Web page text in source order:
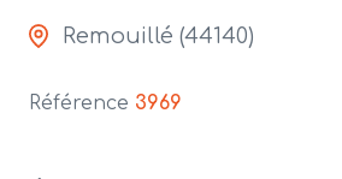
Remouillé (44140)
Référence 3969